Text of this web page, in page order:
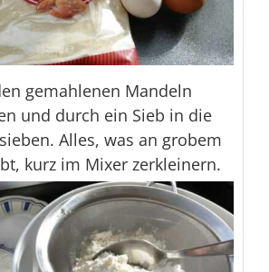
gemahlenen Mandeln
und durch ein Sieb in die
Alles, was an grobem
kurz im Mixer zerkleinern.